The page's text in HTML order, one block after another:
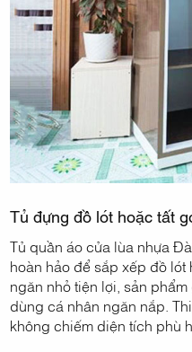
Tủ đựng đồ lót hoặc tất
Tủ quần áo cửa lùa nhựa
hoàn hảo để sắp xếp đồ
ngăn nhỏ tiện lợi, sản
dùng cá nhân ngăn nắp.
không chiếm diện tích phù